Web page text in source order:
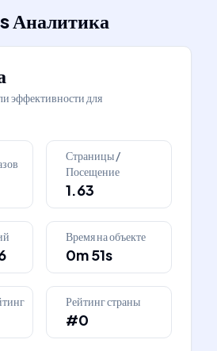
Аналитика
эффективности для
Страницы /
Посещение
1.63
Время на объекте
0m 51s
Рейтинг страны
#0